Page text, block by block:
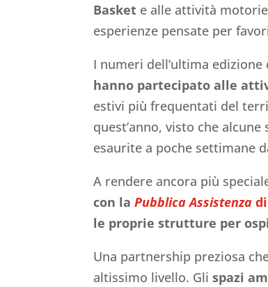
Basket e alle attività
esperienze pensate per
I numeri dell’ultima
hanno partecipato alle
estivi più frequentati del
quest’anno, visto che
esaurite a poche settimane
A rendere ancora più
con la Pubblica Assistenza
le proprie strutture per
Una partnership preziosa
altissimo livello. Glispazi